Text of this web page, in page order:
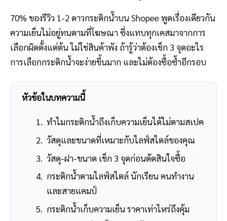
70% ของรีวิว 1-2 ดาวกระติกน้ำบน Shopee พูดเรื่องเดียวกัน
ความเย็นไม่อยู่ทนตามที่โฆษณา ซึ่งแทบทุกเคสมาจากการ
เลือกผิดตั้งแต่ต้น ไม่ใช่สินค้าพัง ถ้ารู้ว่าต้องเช็ก 3 จุดอะไร
การเลือกกระติกน้ำจะง่ายขึ้นมาก และไม่ต้องซื้อซ้ำอีกรอบ
หัวข้อในบทความนี้
ทำไมกระติกน้ำถึงเก็บความเย็นได้ไม่ตามสเปค
วัสดุและขนาดที่เหมาะกับไลฟ์สไตล์ของคุณ
วัสดุ-ฝา-ขนาด เช็ก 3 จุดก่อนตัดสินใจซื้อ
กระติกน้ำตามไลฟ์สไตล์ นักเรียน คนทำงาน
และสายแคมป์
กระติกน้ำเก็บความเย็น ราคาเท่าไหร่ถึงคุ้ม